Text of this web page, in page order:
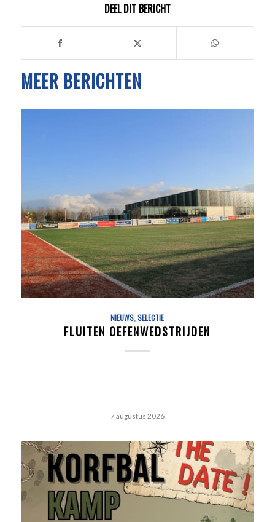
DEEL DIT BERICHT
MEER BERICHTEN
NIEUWS,SELECTIE
FLUITEN OEFENWEDSTRIJDEN
7 augustus 2026